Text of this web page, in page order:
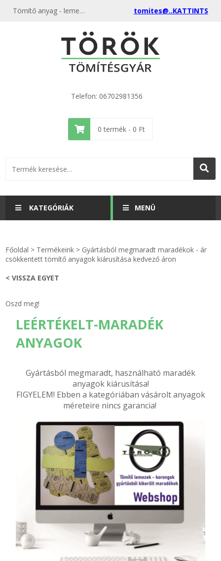
Tömítő anyag - lemez, korong, tábla gyártásból megmaradt maradékok - ár csökkentett tömítő anyagok értékesítése kedvező áron a gyártótól - Sok fajta méretben, tulajdonságban, lehetőségben tomites@..KATTINTS
Telefon: 06702981356
0 termék - 0 Ft
KATEGÓRIÁK
KULCSTARTÓ - KULCSKARIKA
GÉPÉSZET-PÉBÉ-gáz - KÉSZLETEK
TÖMÍTŐ TÁBLA - SZIGETELŐ LEMEZ
GUMILEMEZ - FILC - HÓTOLÓ
TÖMÍTŐ ZSINÓR - RAGASZTÓ
SZEMÉLY GÉPJÁRMŰ TÖMÍTÉS
TEHER-ERŐGÉP-MOZDONY TÖMÍTÉS
MOTORKERÉKPÁR-GOKART-QUAD-CSÓNAKMOTOR TÖMÍTÉS
MODELLEZÉS-TECHNIKAI SPORT-MODELLSPORT
MENÜ
videók
Rólunk
Hírek
Kapcsolat
Adatkezelés
Főoldal > Termékeink > Gyártásból megmaradt maradékok - ár
csökkentett tömítő anyagok kiárusítása kedvező áron
< VISSZA EGYET
Oszd meg!
LEÉRTÉKELT-MARADÉK
ANYAGOK
Gyártásból megmaradt, használható maradék
anyagok kiárusítása!
FIGYELEM! Ebben a kategóriában vásárolt anyagok
méreteire nincs garancia!